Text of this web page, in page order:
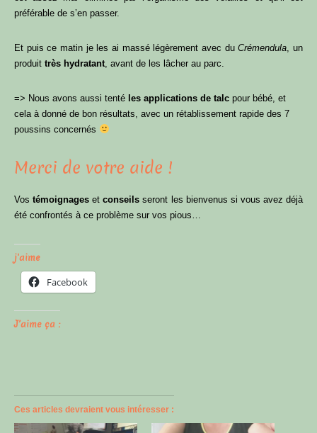
préférable de s’en passer.
Et puis ce matin je les ai massé légèrement avec duCrémendula , un
produit très hydratant , avant de les lâcher au parc.
=> Nous avons aussi tenté les applications de talc pour bébé, et
cela à donné de bon résultats, avec un rétablissement rapide des 7
poussins concernés
Merci de votre aide !
Vostémoignages etconseils seront les bienvenus si vous avez déjà
été confrontés à ce problème sur vos pious…
j'aime
Facebook
J’aime ça :
Ces articles devraient vous intéresser :